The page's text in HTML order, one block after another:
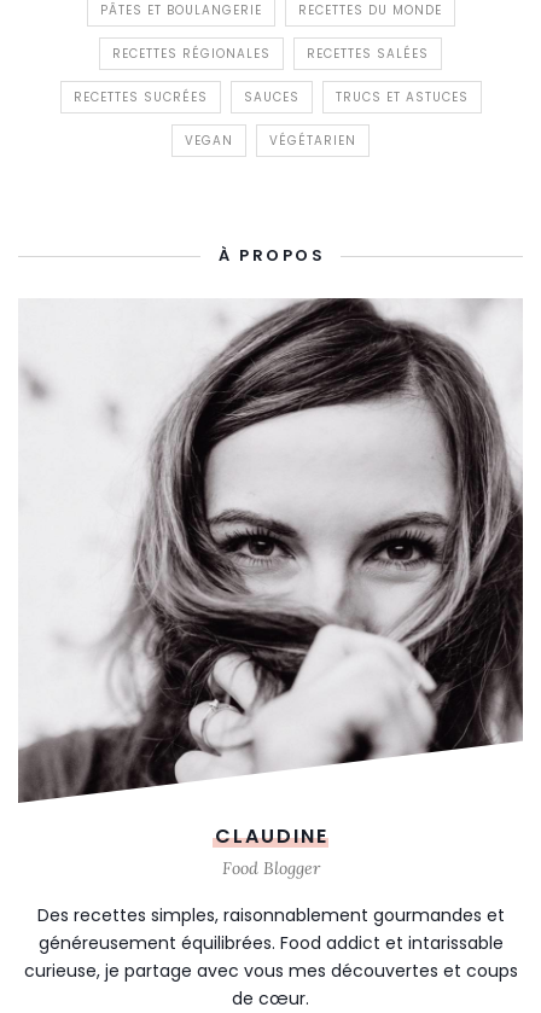
PÂTES ET BOULANGERIE RECETTES DU MONDE
RECETTES RÉGIONALES RECETTES SALÉES
RECETTES SUCRÉES SAUCES TRUCS ET ASTUCES
VEGAN VÉGÉTARIEN
À PROPOS
CLAUDINE
Food Blogger
Des recettes simples, raisonnablement gourmandes et
généreusement équilibrées. Food addict et intarissable
curieuse, je partage avec vous mes découvertes et coups
de cœur.